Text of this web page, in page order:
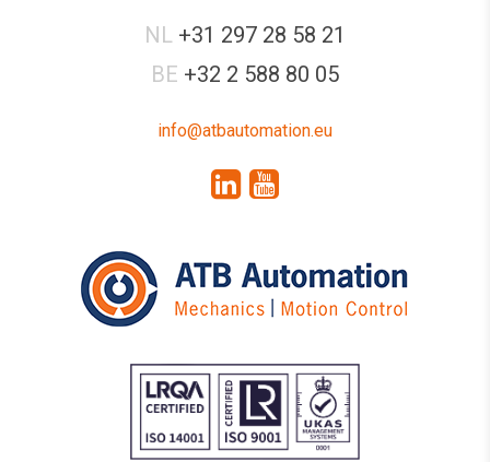
NL +31 297 28 58 21
BE +32 2 588 80 05
info@atbautomation.eu